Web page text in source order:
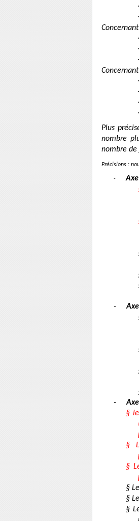
·
·
·
·
·
·
·
·
·
Plus
nombre
nombre
Précisions :
-
-
-
§
§
§
§
§
§